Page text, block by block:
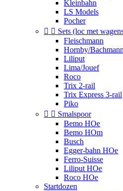
Kleinbahn
LS Models
Pocher
  Sets (loc met
Fleischmann
Hornby/Bachmann
Liliput
Lima/Jouef
Roco
Trix 2-rail
Trix Express 3-rail
Piko
  Smalspoor
Bemo HOe
Bemo HOm
Busch
Egger-bahn HOe
Ferro-Suisse
Liliput HOe
Roco HOe
Startdozen